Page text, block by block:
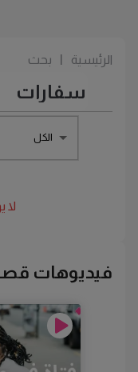
الرئيسية بحث
الكل
لا
فيديوهات